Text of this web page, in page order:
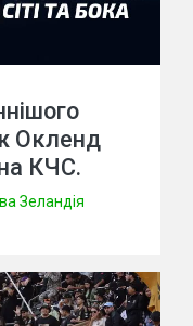
Окленд
на КЧС.
Зеландія